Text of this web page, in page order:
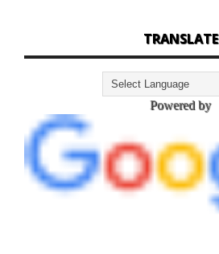
TRANSLATE
Powered by